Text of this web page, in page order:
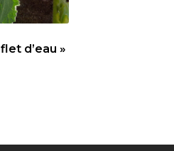
d’eau »